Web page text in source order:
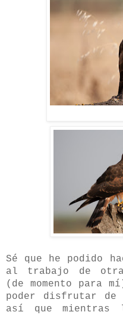
Sé que he podido
al trabajo de
(de momento para
poder disfrutar de
así que mientras